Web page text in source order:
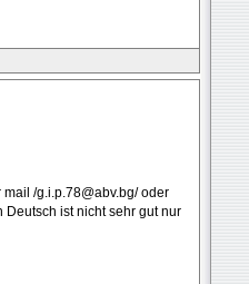
/g.i.p.78@abv.bg/ oder
ist nicht sehr gut nur